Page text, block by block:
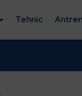
Tehnic